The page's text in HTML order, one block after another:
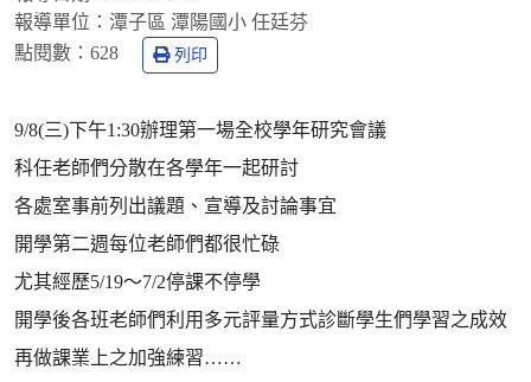
報導單位： 潭子區 潭陽國小 任廷芬
點閱數： 628 列印
9/8(三)下午1:30辦理第一場全校學年研究會議
科任老師們分散在各學年一起研討
各處室事前列出議題、宣導及討論事宜
開學第二週每位老師們都很忙碌
尤其經歷5/19～7/2停課不停學
開學後各班老師們利用多元評量方式診斷學生們學習之成效
再做課業上之加強練習……